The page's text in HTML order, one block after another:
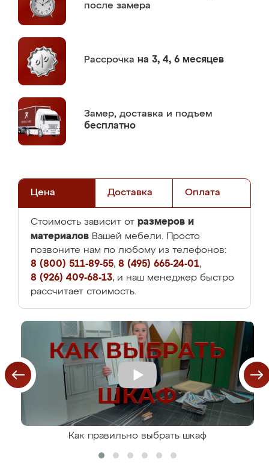
после замера
Рассрочка на 3, 4, 6 месяцев
Замер, доставка и подъем
бесплатно
Цена Доставка Оплата
Стоимость зависит от размеров и
материалов Вашей мебели. Просто
позвоните нам по любому из телефонов:
8 (800) 511-89-55, 8 (495) 665-24-01,
8 (926) 409-68-13, и наш менеджер быстро
рассчитает стоимость.
Как правильно выбрать шкаф